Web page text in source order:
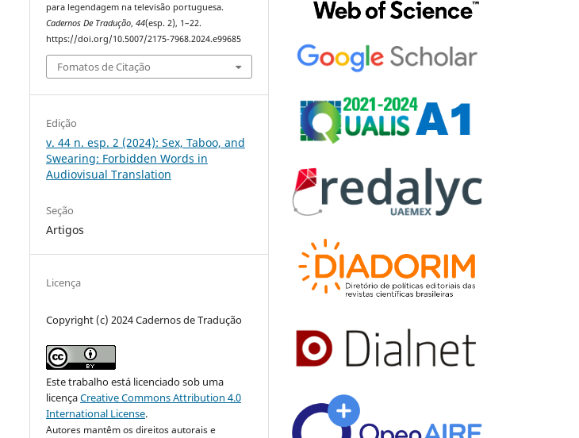
para legendagem na televisão portuguesa.
Cadernos De Tradução,44(esp. 2), 1–22.
https://doi.org/10.5007/2175-7968.2024.e99685
Fomatos de Citação
Edição
v. 44 n. esp. 2 (2024): Sex, Taboo, and
Swearing: Forbidden Words in
Audiovisual Translation
Seção
Artigos
Licença
Copyright (c) 2024 Cadernos de Tradução
Este trabalho está licenciado sob uma
licençaCreative Commons Attribution 4.0
International License.
Autores mantêm os direitos autorais e